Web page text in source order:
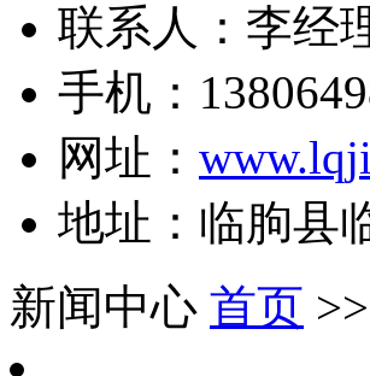
联系人：李经
手机：
网址：
地址：临朐县
新闻中心 首页 >>